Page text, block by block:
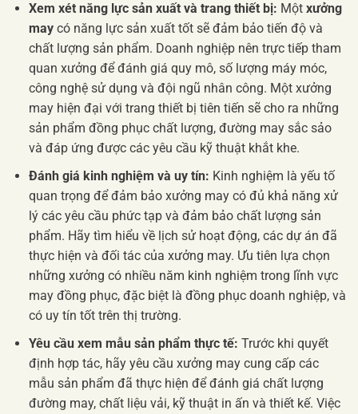
Xem xét năng lực sản xuất và trang thiết bị: Một xưởng
maycó năng lực sản xuất tốt sẽ đảm bảo tiến độ và
chất lượng sản phẩm. Doanh nghiệp nên trực tiếp tham
quan xưởng để đánh giá quy mô, số lượng máy móc,
công nghệ sử dụng và đội ngũ nhân công. Một xưởng
may hiện đại với trang thiết bị tiên tiến sẽ cho ra những
sản phẩm đồng phục chất lượng, đường may sắc sảo
và đáp ứng được các yêu cầu kỹ thuật khắt khe.
Đánh giá kinh nghiệm và uy tín: Kinh nghiệm là yếu tố
quan trọng để đảm bảo xưởng may có đủ khả năng xử
lý các yêu cầu phức tạp và đảm bảo chất lượng sản
phẩm. Hãy tìm hiểu về lịch sử hoạt động, các dự án đã
thực hiện và đối tác của xưởng may. Ưu tiên lựa chọn
những xưởng có nhiều năm kinh nghiệm trong lĩnh vực
may đồng phục, đặc biệt là đồng phục doanh nghiệp, và
có uy tín tốt trên thị trường.
Yêu cầu xem mẫu sản phẩm thực tế: Trước khi quyết
định hợp tác, hãy yêu cầu xưởng may cung cấp các
mẫu sản phẩm đã thực hiện để đánh giá chất lượng
đường may, chất liệu vải, kỹ thuật in ấn và thiết kế. Việc